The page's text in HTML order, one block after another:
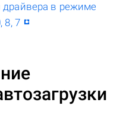
в режиме
8, 7